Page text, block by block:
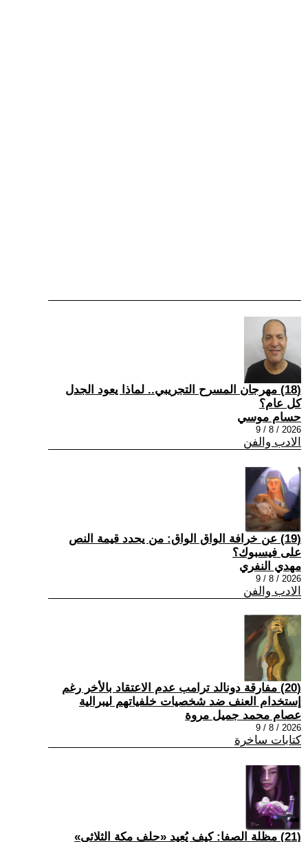
(18) مهرجان المسرح التجريبي.. لماذا يعود الجدل
كل عام؟
حسام موسي
2026 / 8 / 9
الادب والفن
(19) عن خرافة الواق الواق: من يحدد قيمة النص
على فيسبوك؟
مهدي النفري
2026 / 8 / 9
الادب والفن
(20) مفارقة دونالد ترامب عدم الاعتقاد بالأخر رغم
إستخدام العنف ضد شخصيات خلفياتهم ليبرالية
عصام محمد جميل مروة
2026 / 8 / 9
كتابات ساخرة
(21) مظلة الصفا: كيف يُعيد «حلف مكة الثلاثي»